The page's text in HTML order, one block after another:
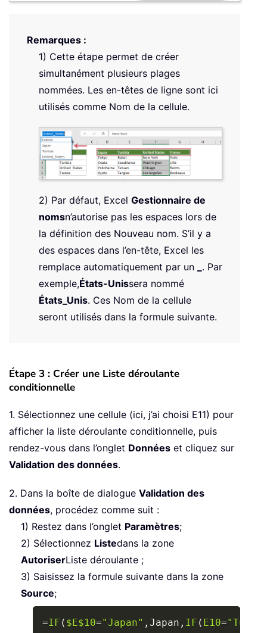
Remarques :
1) Cette étape permet de créer
simultanément plusieurs plages
nommées. Les en-têtes de ligne sont ici
utilisés comme Nom de la cellule.
2) Par défaut, Excel Gestionnaire de
nomsn’autorise pas les espaces lors de
la définition des Nouveau nom. S’il y a
des espaces dans l’en-tête, Excel les
remplace automatiquement par un
. Par
exemple,États-Unissera nommé
États_Unis. Ces Nom de la cellule
seront utilisés dans la formule suivante.
Étape 3 : Créer une Liste déroulante
conditionnelle
1. Sélectionnez une cellule (ici, j’ai choisi E11) pour
afficher la liste déroulante conditionnelle, puis
rendez-vous dans l’onglet Données et cliquez sur
Validation des données.
2. Dans la boîte de dialogue Validation des
données, procédez comme suit :
1) Restez dans l’onglet Paramètres;
2) Sélectionnez Listedans la zone
AutoriserListe déroulante ;
3) Saisissez la formule suivante dans la zone
Source;
=IF ( $E$10="Japan" , Japan , IF ( E10=
Copy